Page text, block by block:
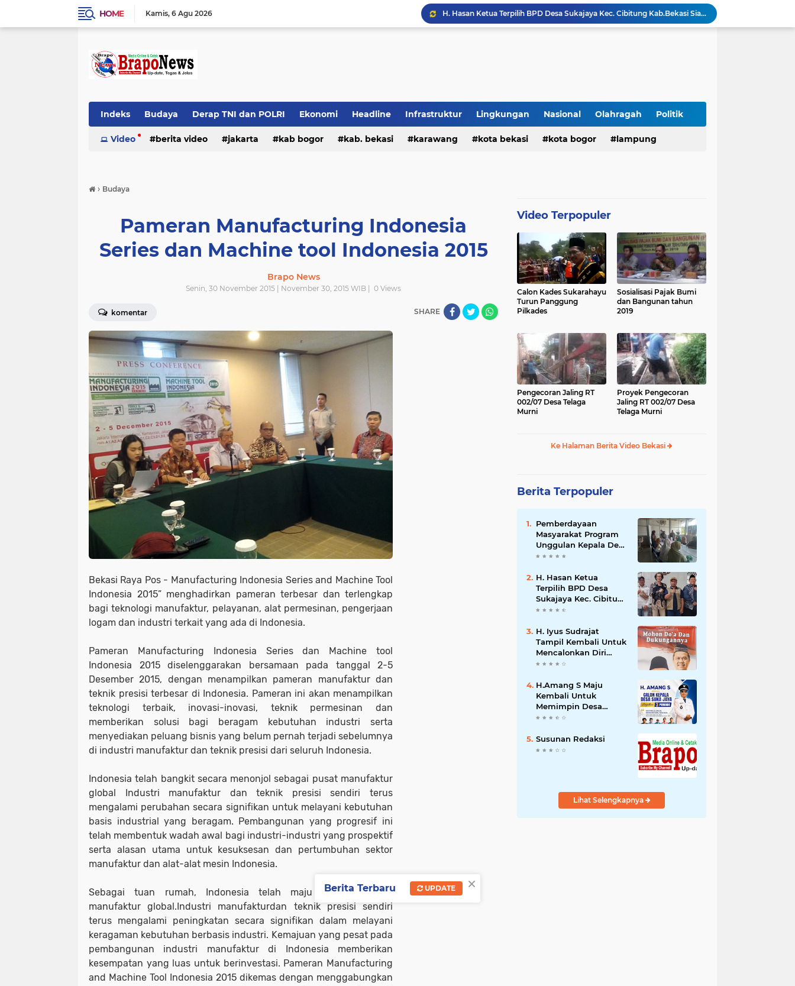
HOME Kamis 6 Agu 2026 H. Hasan Ketua Terpilih BPD Desa Sukajaya Kec. Cibitung Kab.Bekasi Siap Melaksanakan Aspirasi Masyarakat
Bahrudin, SE Incumbent Kades, Didorong Masyarakat Untuk Kembali Pimpin Desa Muktiwari Cibitung Dua Periode
Deklarasi Bakal Calon Kades Sukajaya Dihadiri Ketua Umum solidarty squad Vicky Prasetyo
Indeks Budaya Derap TNI dan POLRI Ekonomi Headline Infrastruktur Lingkungan Nasional Olahragah Politik
Top News
Video berita video jakarta kab bogor kab. bekasi karawang kota bekasi kota bogor lampung
› Budaya
Pameran Manufacturing Indonesia
Series dan Machine tool Indonesia 2015
Brapo News
Senin, 30 November 2015 | November 30, 2015 WIB | 0 Views
komentar SHARE
Bekasi Raya Pos - Manufacturing Indonesia Series and Machine Tool
Indonesia 2015” menghadirkan pameran terbesar dan terlengkap
bagi teknologi manufaktur, pelayanan, alat permesinan, pengerjaan
logam dan industri terkait yang ada di Indonesia.
Pameran Manufacturing Indonesia Series dan Machine tool
Indonesia 2015 diselenggarakan bersamaan pada tanggal 2-5
Desember 2015, dengan menampilkan pameran manufaktur dan
teknik presisi terbesar di Indonesia. Pameran ini akan menampilkan
teknologi terbaik, inovasi-inovasi, teknik permesinan dan
memberikan solusi bagi beragam kebutuhan industri serta
menyediakan peluang bisnis yang belum pernah terjadi sebelumnya
di industri manufaktur dan teknik presisi dari seluruh Indonesia.
Indonesia telah bangkit secara menonjol sebagai pusat manufaktur
global Industri manufaktur dan teknik presisi sendiri terus
mengalami perubahan secara signifikan untuk melayani kebutuhan
basis industrial yang beragam. Pembangunan yang progresif ini
telah membentuk wadah awal bagi industri-industri yang prospektif
serta alasan utama untuk kesuksesan dan pertumbuhan sektor
manufaktur dan alat-alat mesin Indonesia.
Sebagai tuan rumah, Indonesia telah maju menjadi pusat
manufaktur global.Industri manufakturdan teknik presisi sendiri
terus mengalami peningkatan secara signifikan dalam melayani
keragaman kebutuhan berbasis industri. Kemajuan yang pesat pada
pembangunan industri manufaktur di Indonesia memberikan
kesempatan yang luas untuk berinvestasi. Pameran Manufacturing
and Machine Tool Indonesia 2015 dikemas dengan menggabungkan
Video Terpopuler
Calon Kades Sukarahayu
Turun Panggung
Pilkades
Sosialisasi Pajak Bumi
dan Bangunan tahun
2019
Pengecoran Jaling RT
002/07 Desa Telaga
Murni
Proyek Pengecoran
Jaling RT 002/07 Desa
Telaga Murni
Ke Halaman Berita Video Bekasi
Berita Terpopuler
Pemberdayaan
Masyarakat Program
Unggulan Kepala Desa
Wanajaya Memberikan
Untuk Melanjutkan
Kepemimpinannya
H. Hasan Ketua
Terpilih BPD Desa
Sukajaya Kec. Cibitung
Kab.Bekasi Siap
Masyarakat
H. Iyus Sudrajat
Tampil Kembali Untuk
Mencalonkan Diri
Sebagai Kepala Desa
dari Warga Ujung
Kampung Hingga
Warga Perumahan
H.Amang S Maju
Kembali Untuk
Memimpin Desa
Sukajaya 2026 – 2034
Susunan Redaksi
Lihat Selengkapnya
×
Berita Terbaru UPDATE